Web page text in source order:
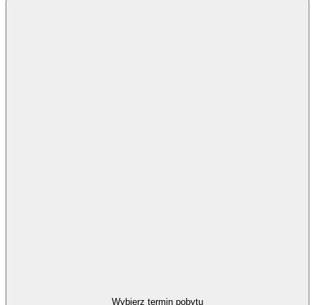
Wybierz termin pobytu